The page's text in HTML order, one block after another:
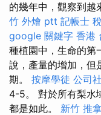
的幾年中，觀察到越
竹 外燴 ptt 記帳士
google 關鍵字 香港
種植園中，生命的第
說，產量的增加，但
期。 按摩學徒 公司
4-5。 對於所有梨水
都是如此。 新竹 推